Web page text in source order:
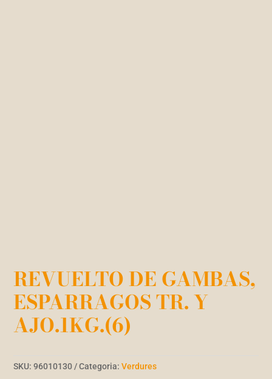
REVUELTO DE GAMBAS,
ESPARRAGOS TR. Y
AJO.1KG.(6)
SKU:96010130 Categoria:Verdures